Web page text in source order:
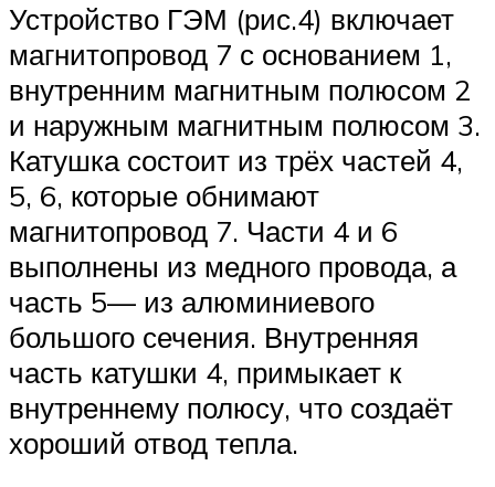
Устройство ГЭМ (рис.4) включает
магнитопровод 7 с основанием 1,
внутренним магнитным полюсом 2
и наружным магнитным полюсом 3.
Катушка состоит из трёх частей 4,
5, 6, которые обнимают
магнитопровод 7. Части 4 и 6
выполнены из медного провода, а
часть 5— из алюминиевого
большого сечения. Внутренняя
часть катушки 4, примыкает к
внутреннему полюсу, что создаёт
хороший отвод тепла.